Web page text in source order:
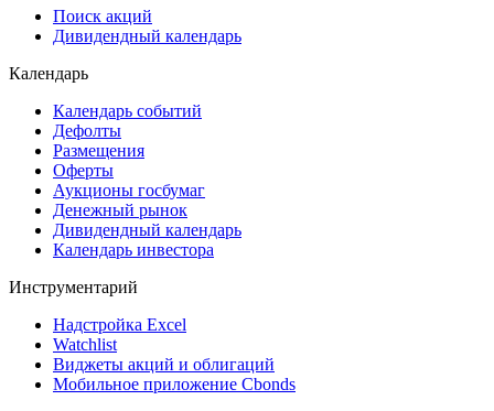
Поиск акций
Дивидендный календарь
Календарь
Календарь событий
Дефолты
Размещения
Оферты
Аукционы госбумаг
Денежный рынок
Дивидендный календарь
Календарь инвестора
Инструментарий
Надстройка Excel
Watchlist
Виджеты акций и облигаций
Мобильное приложение Cbonds